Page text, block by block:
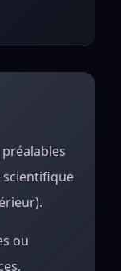
scientifique
ou